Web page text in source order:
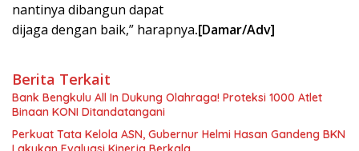
nantinya dibangun dapat
dijaga dengan baik,” harapnya.[Damar/Adv]
Berita Terkait
Bank Bengkulu All In Dukung Olahraga! Proteksi 1000 Atlet
Binaan KONI Ditandatangani
Perkuat Tata Kelola ASN, Gubernur Helmi Hasan Gandeng BKN